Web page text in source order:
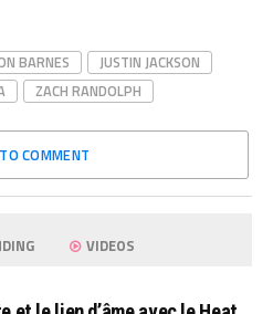
BARNES
JUSTIN JACKSON
ZACH RANDOLPH
COMMENT
VIDEOS